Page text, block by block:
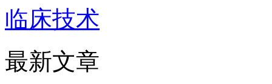
临床技术
最新文章